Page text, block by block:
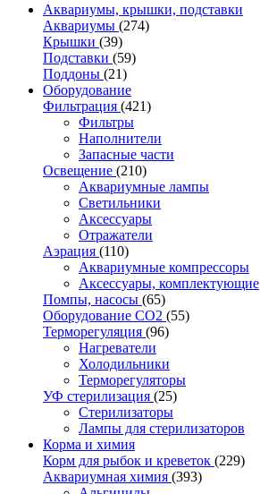
Аквариумы, крышки, подставки
Аквариумы (274)
Крышки (39)
Подставки (59)
Поддоны (21)
Оборудование
Фильтрация (421)
Фильтры
Наполнители
Запасные части
Освещение (210)
Аквариумные лампы
Светильники
Аксессуары
Отражатели
Аэрация (110)
Аквариумные компрессоры
Аксессуары, комплектующие
Помпы, насосы (65)
Оборудование CO2 (55)
Терморегуляция (96)
Нагреватели
Холодильники
Терморегуляторы
УФ стерилизация (25)
Стерилизаторы
Лампы для стерилизаторов
Корма и химия
Корм для рыбок и креветок (229)
Аквариумная химия (393)